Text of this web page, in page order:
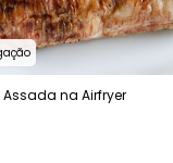
na Airfryer